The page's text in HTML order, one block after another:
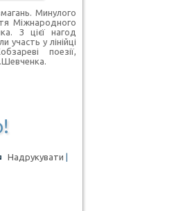
Минулого
Міжнародного
З цієї нагод
участь у лінійці
поезії,
Надрукувати